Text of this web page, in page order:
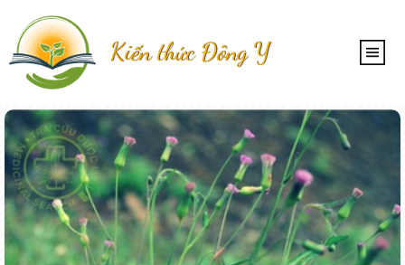
Kiến thức Đông Y